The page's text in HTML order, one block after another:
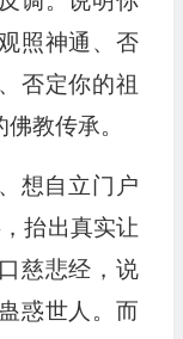
照神通、否
否定你的祖
教传承。
想自立门户
抬出真实让
慈悲经，说
惑世人。而